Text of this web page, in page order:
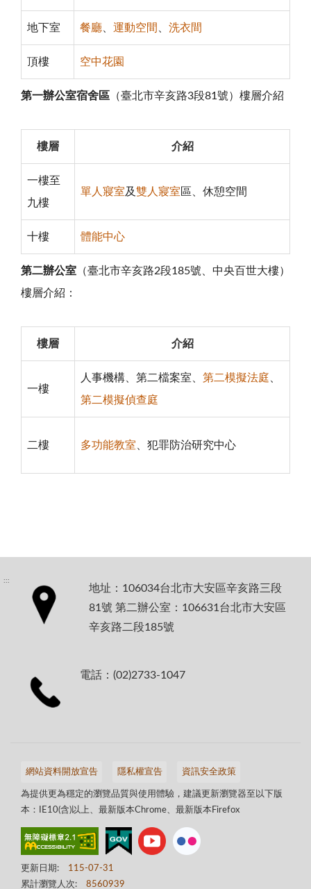
地下室 餐廳 運動空間 洗衣間
頂樓 空中花園
第一辦公室宿舍區 （臺北市辛亥路3段81號）樓層介紹
樓層 介紹
一樓至
九樓
單人寢室及雙人寢室 區、休憩空間
十樓 體能中心
第二辦公室 （臺北市辛亥路2段185號、中央百世大樓）
樓層介紹：
樓層 介紹
一樓
人事機構、第二檔案室、 第二模擬法庭
第二模擬偵查庭
二樓 多功能教室 、犯罪防治研究中心
:::
地址：106034台北市大安區辛亥路三段
81號 第二辦公室：106631台北市大安區
辛亥路二段185號
電話：(02)2733-1047
網站資料開放宣告 隱私權宣告 資訊安全政策
為提供更為穩定的瀏覽品質與使用體驗，建議更新瀏覽器至以下版
本：IE10(含)以上、最新版本Chrome、最新版本Firefox
更新日期:
115-07-31
累計瀏覽人次:
8560939